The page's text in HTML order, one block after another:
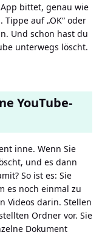
bittet, genau wie
auf „OK“ oder
Und schon hast du
unterwegs löscht.
YouTube-
inne. Wenn Sie
und es dann
So ist es: Sie
es noch einmal zu
Videos darin. Stellen
Ordner vor. Sie
Dokument